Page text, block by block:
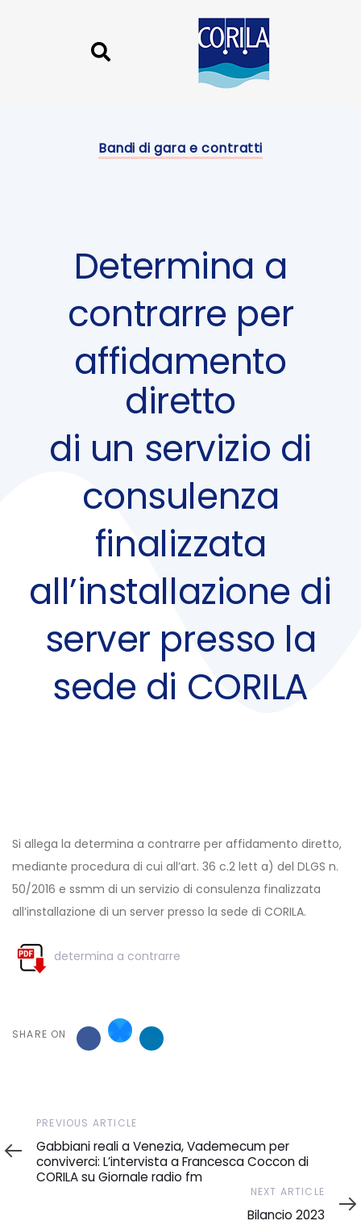
Bandi di gara e contratti
Determina a
contrarre per
affidamento
diretto
di un servizio di
consulenza
finalizzata
all’installazione di
server presso la
sede di CORILA
Si allega la determina a contrarre per affidamento diretto,
mediante procedura di cui all’art. 36 c.2 lett a) del DLGS n.
50/2016 e ssmm di un servizio di consulenza finalizzata
all’installazione di un server presso la sede di CORILA.
determina a contrarre
SHARE ON
navigation
Previous
Article
PREVIOUS ARTICLE
Gabbiani reali a Venezia, Vademecum per
conviverci: L’intervista a Francesca Coccon di
CORILA su Giornale radio fm
Next
Article
NEXT ARTICLE
Bilancio 2023